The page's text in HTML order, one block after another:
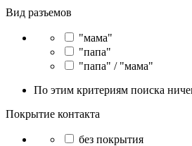
Вид разъемов
"мама"
"папа"
"папа" / "мама"
По этим критериям поиска
Покрытие контакта
без покрытия